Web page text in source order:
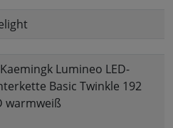
Lumineo LED-
Basic Twinkle 192
warmweiß